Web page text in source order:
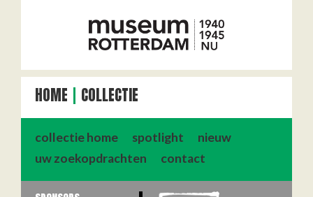
HOME COLLECTIE
collectie home spotlight
nieuw
uw zoekopdrachten
contact